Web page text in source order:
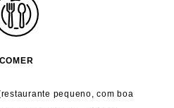
COMER
pequeno, com boa